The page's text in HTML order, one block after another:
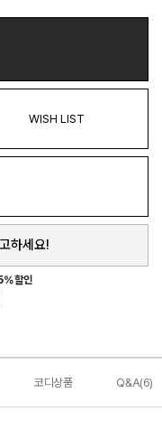
WISH LIST
하세요!
할인
코디상품 Q&A(6)